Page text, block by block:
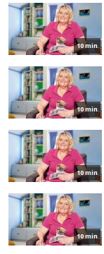
10 min
10 min
10 min
10 min